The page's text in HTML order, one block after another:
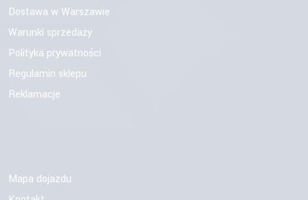
Dostawa w Warszawie
Warunki sprzedaży
Polityka prywatności
Regulamin sklepu
Reklamacje
Mapa dojazdu